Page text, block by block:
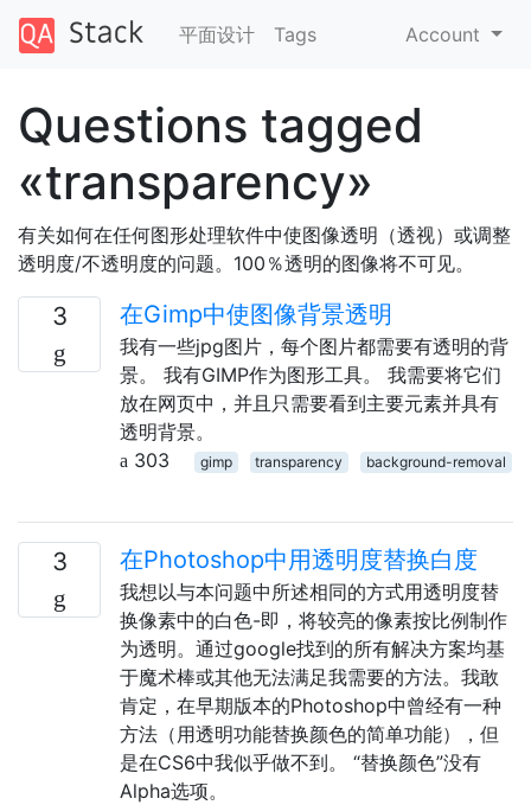
平面设计 Tags Account
Questions tagged
«transparency»
有关如何在任何图形处理软件中使图像透明（透视）或调整
透明度/不透明度的问题。100％透明的图像将不可见。
3 在Gimp中使图像背景透明
我有一些jpg图片，每个图片都需要有透明的背
景。 我有GIMP作为图形工具。 我需要将它们
放在网页中，并且只需要看到主要元素并具有
透明背景。
303
gimp transparency background-removal
3 在Photoshop中用透明度替换白度
我想以与本问题中所述相同的方式用透明度替
换像素中的白色-即，将较亮的像素按比例制作
为透明。通过google找到的所有解决方案均基
于魔术棒或其他无法满足我需要的方法。我敢
肯定，在早期版本的Photoshop中曾经有一种
方法（用透明功能替换颜色的简单功能），但
是在CS6中我似乎做不到。 “替换颜色”没有
Alpha选项。